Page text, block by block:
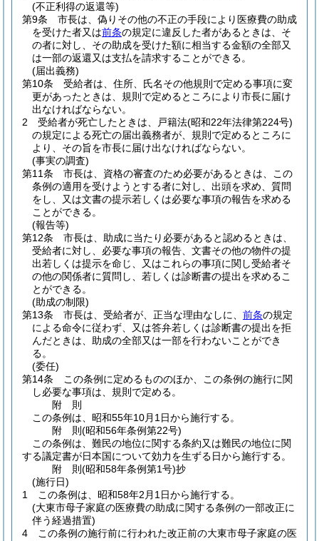
(不正利得の返還等)
第9条
市長は、偽りその他の不正の手段により医療費の助成
を受けた者又は前条の規定に違反した者があるときは、そ
の者に対し、その助成を受けた額に相当する金額の全部又
は一部の返還又は支払を請求することができる。
(届出義務)
第10条
受給者は、住所、氏名その他規則で定める事項に変
更があったときは、規則で定めるところにより市長に届け
出なければならない。
2
受給者が死亡したときは、戸籍法(昭和22年法律第224号)
の規定による死亡の届出義務者が、規則で定めるところに
より、その旨を市長に届け出なければならない。
(事実の調査)
第11条
市長は、資格の審査のため必要があるときは、この
条例の適用を受けようとする者に対し、出頭を求め、質問
をし、又は文書の提示若しくは必要な事項の報告を求める
ことができる。
(報告等)
第12条
市長は、助成に当たり必要があると認めるときは、
受給者に対し、必要な事項の報告、文書その他の物件の提
出若しくは提示を命じ、又はこれらの事項に関し受給者そ
の他の関係者に質問し、若しくは診断書の提出を求めるこ
とができる。
(助成の制限)
第13条
市長は、受給者が、正当な理由なしに、 前条の規定
による命令に従わず、又は答弁若しくは診断書の提出を拒
んだときは、助成の全部又は一部を行わないことができ
る。
(委任)
第14条
この条例に定めるもののほか、この条例の施行に関
し必要な事項は、規則で定める。
附 則
この条例は、昭和55年10月1日から施行する。
附 則(昭和56年条例第22号)
この条例は、難民の地位に関する条約又は難民の地位に関
する議定書が日本国について効力を生ずる日から施行する。
附 則(昭和58年条例第1号)抄
(施行日)
1
この条例は、昭和58年2月1日から施行する。
(大東市母子家庭の医療費の助成に関する条例の一部改正に
伴う経過措置)
4
この条例の施行前に行われた改正前の大東市母子家庭の医